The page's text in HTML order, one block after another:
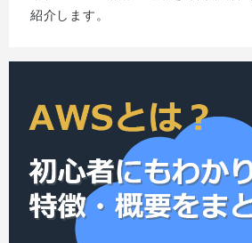
紹介します。